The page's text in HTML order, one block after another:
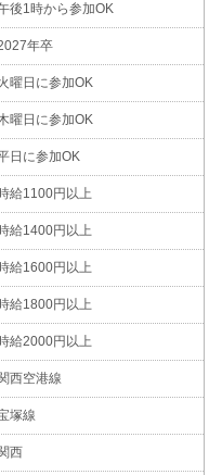
後1時から参加OK
年卒
曜日に参加OK
曜日に参加OK
日に参加OK
給1100円以上
給1400円以上
給1600円以上
給1800円以上
給2000円以上
西空港線
塚線
西